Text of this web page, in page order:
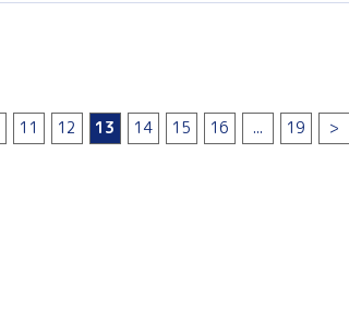
11 12 13 14 15 16 ... 19 >